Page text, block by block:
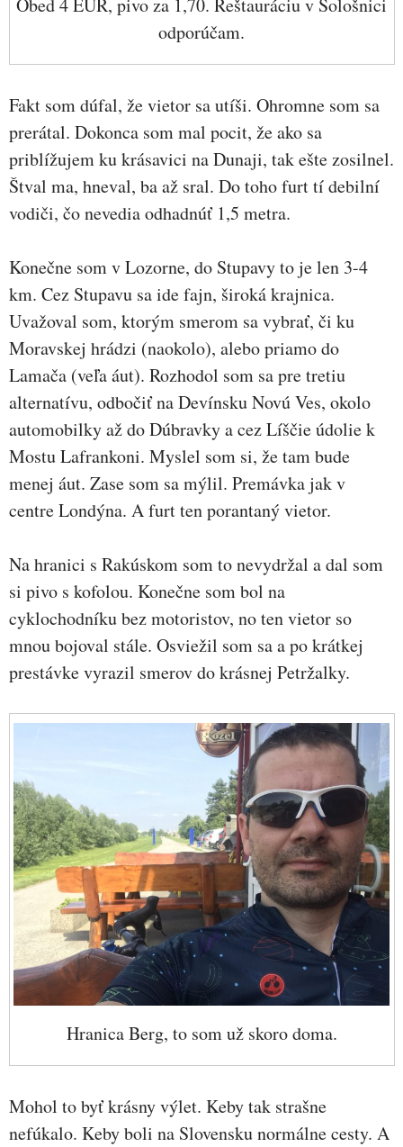
odporúčam.
Fakt som dúfal, že vietor sa utíši. Ohromne som sa
prerátal. Dokonca som mal pocit, že ako sa
priblížujem ku krásavici na Dunaji, tak ešte zosilnel.
Štval ma, hneval, ba až sral. Do toho furt tí debilní
vodiči, čo nevedia odhadnúť 1,5 metra.
Konečne som v Lozorne, do Stupavy to je len 3-4
km. Cez Stupavu sa ide fajn, široká krajnica.
Uvažoval som, ktorým smerom sa vybrať, či ku
Moravskej hrádzi (naokolo), alebo priamo do
Lamača (veľa áut). Rozhodol som sa pre tretiu
alternatívu, odbočiť na Devínsku Novú Ves, okolo
automobilky až do Dúbravky a cez Líščie údolie k
Mostu Lafrankoni. Myslel som si, že tam bude
menej áut. Zase som sa mýlil. Premávka jak v
centre Londýna. A furt ten porantaný vietor.
Na hranici s Rakúskom som to nevydržal a dal som
si pivo s kofolou. Konečne som bol na
cyklochodníku bez motoristov, no ten vietor so
mnou bojoval stále. Osviežil som sa a po krátkej
prestávke vyrazil smerov do krásnej Petržalky.
Hranica Berg, to som už skoro doma.
Mohol to byť krásny výlet. Keby tak strašne
nefúkalo. Keby boli na Slovensku normálne cesty. A